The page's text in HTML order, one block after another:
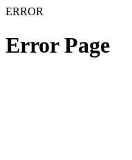
ERROR
Error Page